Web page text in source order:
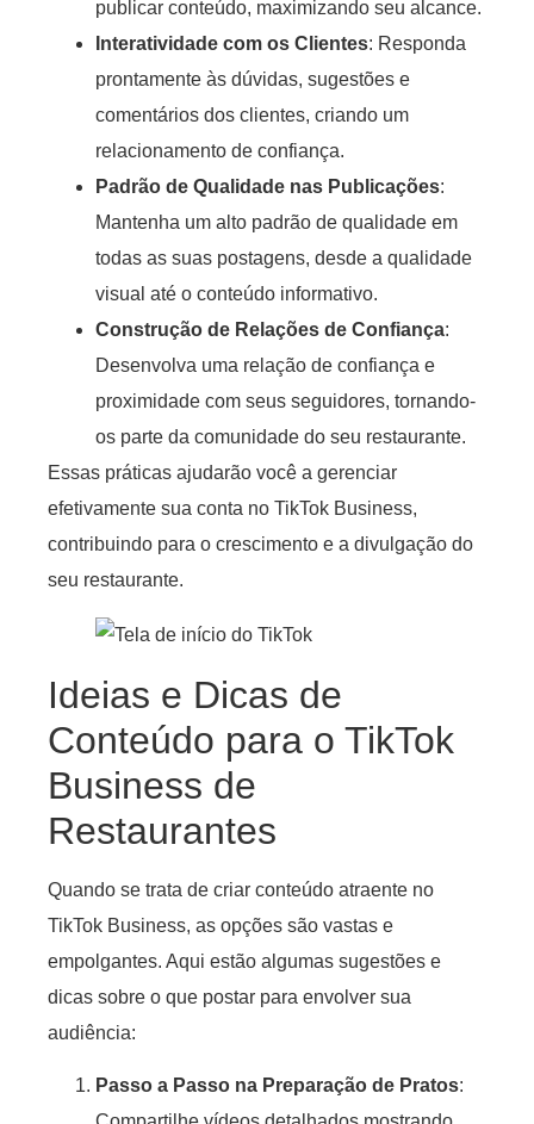
publicar conteúdo, maximizando seu alcance.
Interatividade com os Clientes: Responda
prontamente às dúvidas, sugestões e
comentários dos clientes, criando um
relacionamento de confiança.
Padrão de Qualidade nas Publicações:
Mantenha um alto padrão de qualidade em
todas as suas postagens, desde a qualidade
visual até o conteúdo informativo.
Construção de Relações de Confiança:
Desenvolva uma relação de confiança e
proximidade com seus seguidores, tornando-
os parte da comunidade do seu restaurante.
Essas práticas ajudarão você a gerenciar
efetivamente sua conta no TikTok Business,
contribuindo para o crescimento e a divulgação do
seu restaurante.
Ideias e Dicas de
Conteúdo para o TikTok
Business de
Restaurantes
Quando se trata de criar conteúdo atraente no
TikTok Business, as opções são vastas e
empolgantes. Aqui estão algumas sugestões e
dicas sobre o que postar para envolver sua
audiência:
Passo a Passo na Preparação de Pratos: